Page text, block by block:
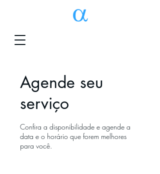
Agende seu
serviço
Confira a disponibilidade e agende a
data e o horário que forem melhores
para você.